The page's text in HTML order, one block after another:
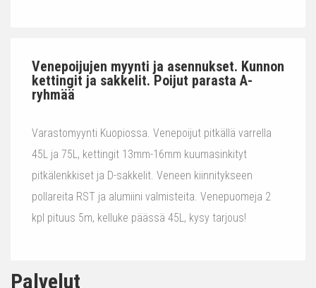
Venepoijujen myynti ja asennukset. Kunnon
kettingit ja sakkelit. Poijut parasta A-
ryhmää
Varastomyynti Kuopiossa. Venepoijut pitkällä varrella
45L ja 75L, kettingit 13mm-16mm kuumasinkityt
pitkälenkkiset ja D-sakkelit. Veneen kiinnitykseen
pollareita RST ja alumiini valmisteita. Venepuomeja 2
kpl pituus 5m, kelluke päässä 45L, kysy tarjous!
Palvelut